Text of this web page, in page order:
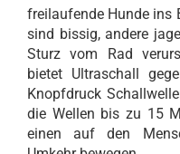
freilaufende Hunde ins
sind bissig, andere
Sturz vom Rad
bietet Ultraschall
Knopfdruck
die Wellen bis zu 15
einen auf den